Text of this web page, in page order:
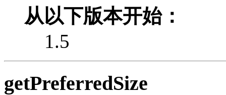
从以下版本开始：
1.5
getPreferredSize